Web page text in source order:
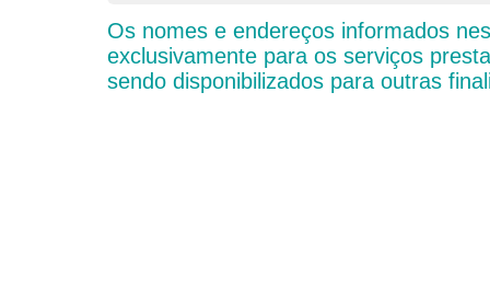
Os nomes e endereços informados
exclusivamente para os serviços
sendo disponibilizados para outras